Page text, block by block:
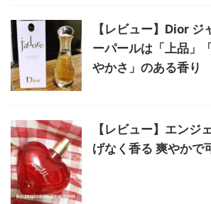
【レビュー】Dior ジ
ーパールは「上品」
やかさ」のある香り
【レビュー】エンジ
げなく香る 爽やかで